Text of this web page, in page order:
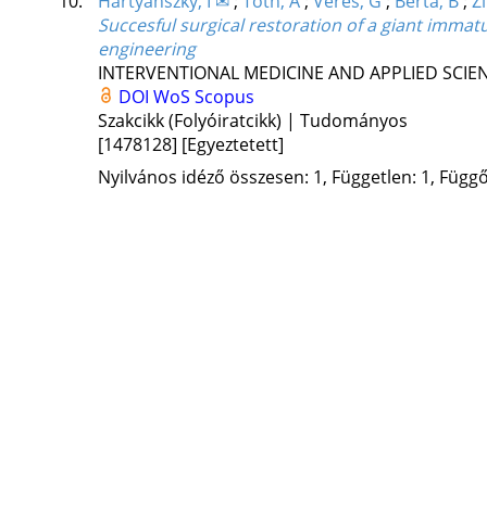
Succesful surgical restoration of a giant
engineering
INTERVENTIONAL MEDICINE AND APPLIED
DOI WoS Scopus
Szakcikk (Folyóiratcikk) | Tudományos
[1478128] [Egyeztetett]
Nyilvános idéző összesen: 1, Független: 1,